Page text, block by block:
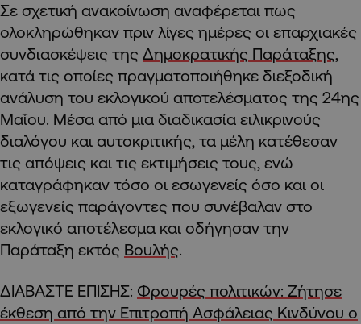
Σε σχετική ανακοίνωση αναφέρεται πως
ολοκληρώθηκαν πριν λίγες ημέρες οι επαρχιακές
συνδιασκέψεις της Δημοκρατικής Παράταξης,
κατά τις οποίες πραγματοποιήθηκε διεξοδική
ανάλυση του εκλογικού αποτελέσματος της 24ης
Μαΐου. Μέσα από μια διαδικασία ειλικρινούς
διαλόγου και αυτοκριτικής, τα μέλη κατέθεσαν
τις απόψεις και τις εκτιμήσεις τους, ενώ
καταγράφηκαν τόσο οι εσωγενείς όσο και οι
εξωγενείς παράγοντες που συνέβαλαν στο
εκλογικό αποτέλεσμα και οδήγησαν την
Παράταξη εκτός Βουλής.
ΔΙΑΒΑΣΤΕ ΕΠΙΣΗΣ: Φρουρές πολιτικών: Ζήτησε
έκθεση από την Επιτροπή Ασφάλειας Κινδύνου ο